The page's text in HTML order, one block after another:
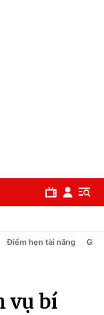
Điểm hẹn tài năng Giải
vụ bí